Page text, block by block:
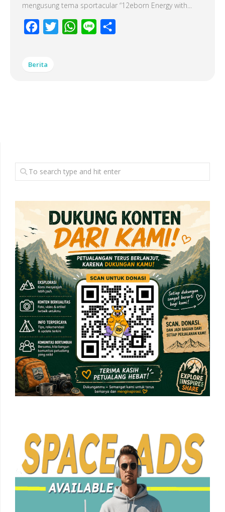
mengusung tema sportacular “12eborn Energy with...
Facebook
Twitter WhatsApp
Line
Berita